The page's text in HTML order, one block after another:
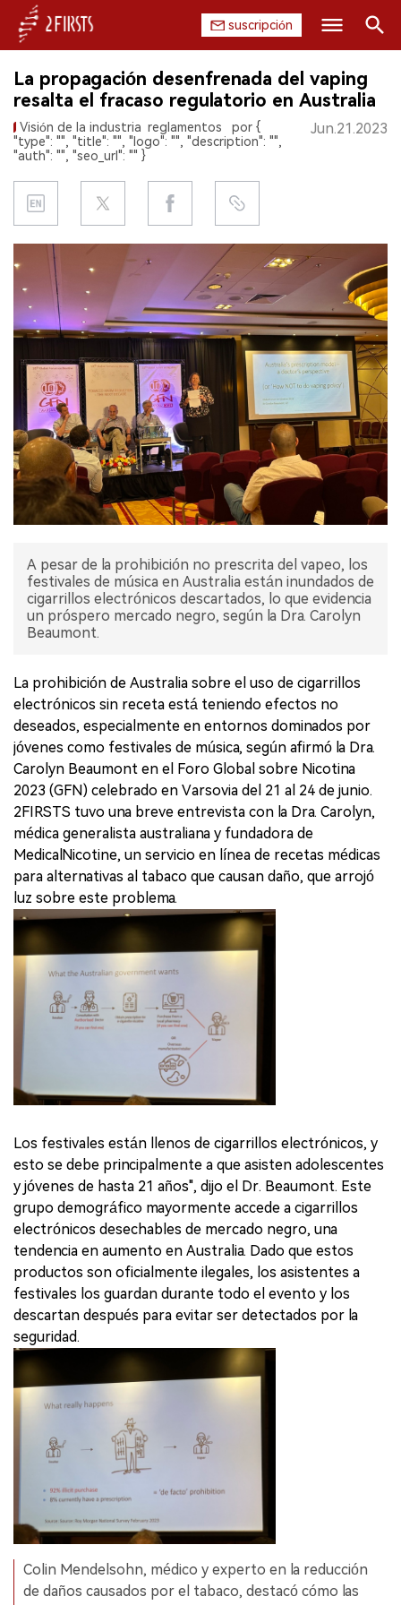
suscripción
INICIO
EMPRESA
CHINA
DATOS
ENTREVISTA
Buscar
La propagación desenfrenada del vaping
resalta el fracaso regulatorio en Australia
Visión de la industria reglamentos
por {
"type": "", "title": "", "logo": "", "description": "",
"auth": "", "seo_url": "" }
Jun.21.2023
A pesar de la prohibición no prescrita del vapeo, los
festivales de música en Australia están inundados de
cigarrillos electrónicos descartados, lo que evidencia
un próspero mercado negro, según la Dra. Carolyn
Beaumont.
La prohibición de Australia sobre el uso de cigarrillos
electrónicos sin receta está teniendo efectos no
deseados, especialmente en entornos dominados por
jóvenes como festivales de música, según afirmó la Dra.
Carolyn Beaumont en el Foro Global sobre Nicotina
2023 (GFN) celebrado en Varsovia del 21 al 24 de junio.
2FIRSTS tuvo una breve entrevista con la Dra. Carolyn,
médica generalista australiana y fundadora de
MedicalNicotine, un servicio en línea de recetas médicas
para alternativas al tabaco que causan daño, que arrojó
luz sobre este problema.
Los festivales están llenos de cigarrillos electrónicos, y
esto se debe principalmente a que asisten adolescentes
y jóvenes de hasta 21 años", dijo el Dr. Beaumont. Este
grupo demográfico mayormente accede a cigarrillos
electrónicos desechables de mercado negro, una
tendencia en aumento en Australia. Dado que estos
productos son oficialmente ilegales, los asistentes a
festivales los guardan durante todo el evento y los
descartan después para evitar ser detectados por la
seguridad.
Colin Mendelsohn, médico y experto en la reducción
de daños causados por el tabaco, destacó cómo las